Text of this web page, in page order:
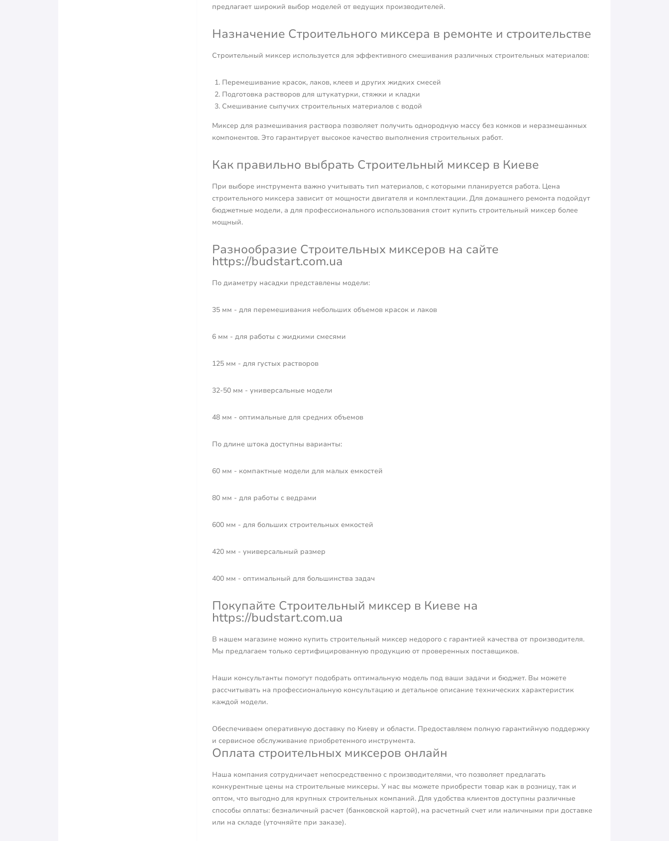
предлагает широкий выбор моделей от ведущих производителей.
Назначение Строительного миксера в ремонте и строительстве
Строительный миксер используется для эффективного смешивания различных строительных материалов:
Перемешивание красок, лаков, клеев и других жидких смесей
Подготовка растворов для штукатурки, стяжки и кладки
Смешивание сыпучих строительных материалов с водой
Миксер для размешивания раствора позволяет получить однородную массу без комков и неразмешанных
компонентов. Это гарантирует высокое качество выполнения строительных работ.
Как правильно выбрать Строительный миксер в Киеве
При выборе инструмента важно учитывать тип материалов, с которыми планируется работа. Цена
строительного миксера зависит от мощности двигателя и комплектации. Для домашнего ремонта подойдут
бюджетные модели, а для профессионального использования стоит купить строительный миксер более
мощный.
Разнообразие Строительных миксеров на сайте
https://budstart.com.ua
По диаметру насадки представлены модели:
35 мм - для перемешивания небольших объемов красок и лаков
6 мм - для работы с жидкими смесями
125 мм - для густых растворов
32-50 мм - универсальные модели
48 мм - оптимальные для средних объемов
По длине штока доступны варианты:
60 мм - компактные модели для малых емкостей
80 мм - для работы с ведрами
600 мм - для больших строительных емкостей
420 мм - универсальный размер
400 мм - оптимальный для большинства задач
Покупайте Строительный миксер в Киеве на
https://budstart.com.ua
В нашем магазине можно купить строительный миксер недорого с гарантией качества от производителя.
Мы предлагаем только сертифицированную продукцию от проверенных поставщиков.
Наши консультанты помогут подобрать оптимальную модель под ваши задачи и бюджет. Вы можете
рассчитывать на профессиональную консультацию и детальное описание технических характеристик
каждой модели.
Обеспечиваем оперативную доставку по Киеву и области. Предоставляем полную гарантийную поддержку
и сервисное обслуживание приобретенного инструмента.
Оплата строительных миксеров онлайн
Наша компания сотрудничает непосредственно с производителями, что позволяет предлагать
конкурентные цены на строительные миксеры. У нас вы можете приобрести товар как в розницу, так и
оптом, что выгодно для крупных строительных компаний. Для удобства клиентов доступны различные
способы оплаты: безналичный расчет (банковской картой), на расчетный счет или наличными при доставке
или на складе (уточняйте при заказе).